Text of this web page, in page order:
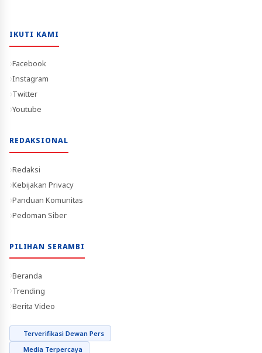
IKUTI KAMI
Facebook
Instagram
Twitter
Youtube
REDAKSIONAL
Redaksi
Kebijakan Privacy
Panduan Komunitas
Pedoman Siber
PILIHAN SERAMBI
Beranda
Trending
Berita Video
Terverifikasi Dewan Pers
Media Terpercaya